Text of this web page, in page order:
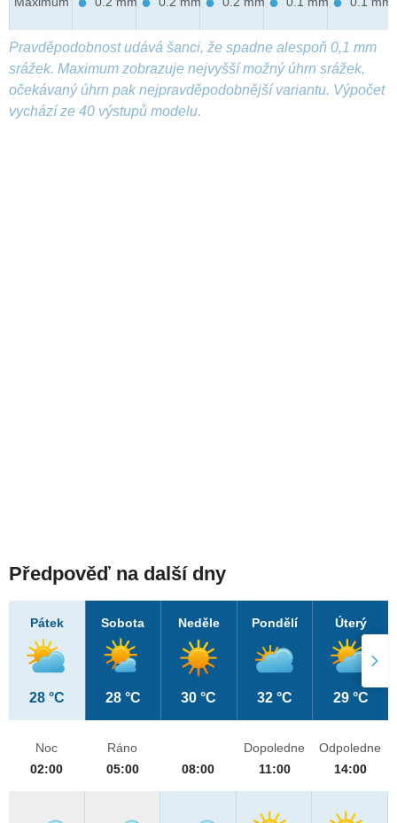
Pravděpodobnost udává šanci, že spadne alespoň 0,1 mm
srážek. Maximum zobrazuje nejvyšší možný úhrn srážek,
očekávaný úhrn pak nejpravděpodobnější variantu. Výpočet
vychází ze 40 výstupů modelu.
Předpověď na další dny
Pátek
28 °C
Sobota
28 °C
Neděle
30 °C
Pondělí
32 °C
Úterý
29 °C
Noc
02:00
Ráno
05:00
08:00
Dopoledne
11:00
Odpoledne
14:00